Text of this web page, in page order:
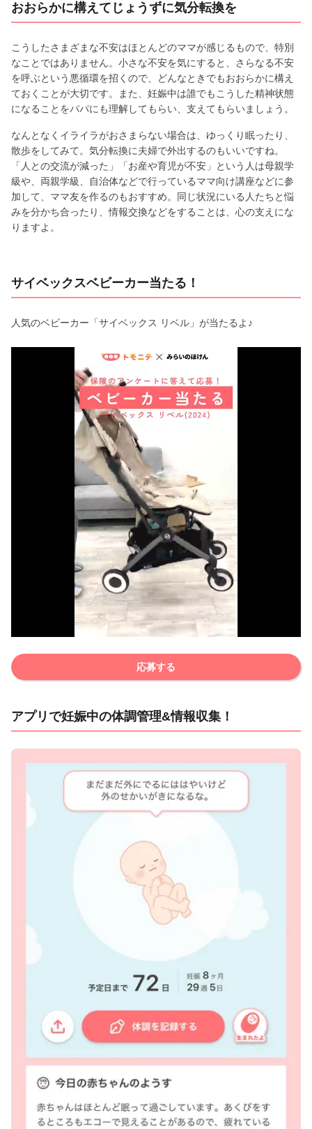
おおらかに構えてじょうずに気分転換を
こうしたさまざまな不安はほとんどのママが感じるもので、特別
なことではありません。小さな不安を気にすると、さらなる不安
を呼ぶという悪循環を招くので、どんなときでもおおらかに構え
ておくことが大切です。また、妊娠中は誰でもこうした精神状態
になることをパパにも理解してもらい、支えてもらいましょう。
なんとなくイライラがおさまらない場合は、ゆっくり眠ったり、
散歩をしてみて。気分転換に夫婦で外出するのもいいですね。
「人との交流が減った」「お産や育児が不安」という人は母親学
級や、両親学級、自治体などで行っているママ向け講座などに参
加して、ママ友を作るのもおすすめ。同じ状況にいる人たちと悩
みを分かち合ったり、情報交換などをすることは、心の支えにな
りますよ。
サイベックスベビーカー当たる！
人気のベビーカー「サイベックス リベル」が当たるよ♪
応募する
アプリで妊娠中の体調管理&情報収集！